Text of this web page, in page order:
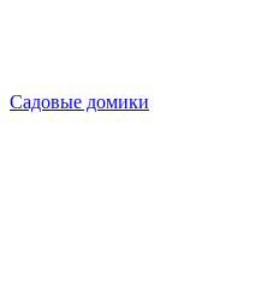
Садовые домики